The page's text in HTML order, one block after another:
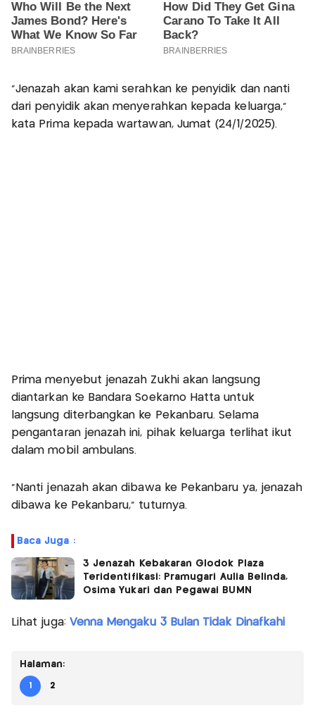
"Jenazah akan kami serahkan ke penyidik dan nanti
dari penyidik akan menyerahkan kepada keluarga,"
kata Prima kepada wartawan, Jumat (24/1/2025).
Prima menyebut jenazah Zukhi akan langsung
diantarkan ke Bandara Soekarno Hatta untuk
langsung diterbangkan ke Pekanbaru. Selama
pengantaran jenazah ini, pihak keluarga terlihat ikut
dalam mobil ambulans.
"Nanti jenazah akan dibawa ke Pekanbaru ya, jenazah
dibawa ke Pekanbaru," tuturnya.
Baca Juga :
3 Jenazah Kebakaran Glodok Plaza
Teridentifikasi: Pramugari Aulia Belinda,
Osima Yukari dan Pegawai BUMN
Lihat juga: Venna Mengaku 3 Bulan Tidak Dinafkahi
Halaman:
1 2